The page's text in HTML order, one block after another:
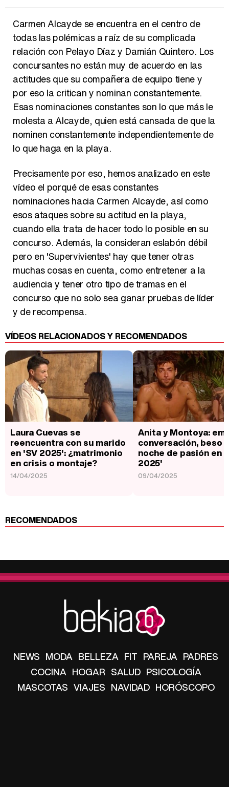
Carmen Alcayde se encuentra en el centro de
todas las polémicas a raíz de su complicada
relación con Pelayo Díaz y Damián Quintero. Los
concursantes no están muy de acuerdo en las
actitudes que su compañera de equipo tiene y
por eso la critican y nominan constantemente.
Esas nominaciones constantes son lo que más le
molesta a Alcayde, quien está cansada de que la
nominen constantemente independientemente de
lo que haga en la playa.
Precisamente por eso, hemos analizado en este
vídeo el porqué de esas constantes
nominaciones hacia Carmen Alcayde, así como
esos ataques sobre su actitud en la playa,
cuando ella trata de hacer todo lo posible en su
concurso. Además, la consideran eslabón débil
pero en 'Supervivientes' hay que tener otras
muchas cosas en cuenta, como entretener a la
audiencia y tener otro tipo de tramas en el
concurso que no solo sea ganar pruebas de líder
y de recompensa.
VÍDEOS RELACIONADOS Y RECOMENDADOS
Laura Cuevas se
reencuentra con su marido
en 'SV 2025': ¿matrimonio
en crisis o montaje?
14/04/2025
Anita y Montoya:
conversación, beso y
noche de pasión en
2025'
09/04/2025
RECOMENDADOS
NEWS MODA BELLEZA FIT PAREJA PADRES
COCINA HOGAR SALUD PSICOLOGÍA
MASCOTAS VIAJES NAVIDAD HORÓSCOPO